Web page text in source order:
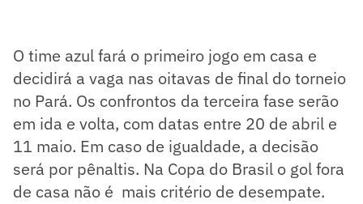
O time azul fará o primeiro jogo em casa e
decidirá a vaga nas oitavas de final do torneio
no Pará. Os confrontos da terceira fase serão
em ida e volta, com datas entre 20 de abril e
11 maio. Em caso de igualdade, a decisão
será por pênaltis. Na Copa do Brasil o gol fora
de casa não é mais critério de desempate.